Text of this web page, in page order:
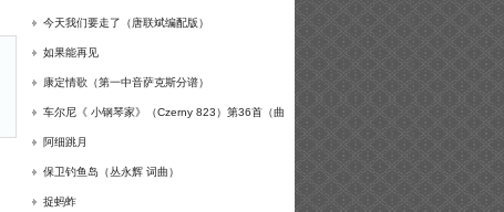
今天我们要走了（唐联斌编配版）
如果能再见
康定情歌（第一中音萨克斯分谱）
车尔尼《 小钢琴家》（Czerny 823）第36首（曲
谱及练习提示）
阿细跳月
保卫钓鱼岛（丛永辉 词曲）
捉蚂蚱